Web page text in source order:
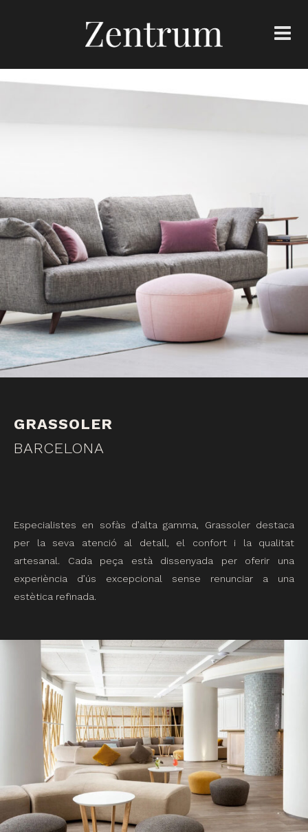
GRASSOLER
BARCELONA
Especialistes en sofàs d’alta gamma, Grassoler destaca
per la seva atenció al detall, el confort i la qualitat
artesanal. Cada peça està dissenyada per oferir una
experiència d’ús excepcional sense renunciar a una
estètica refinada.